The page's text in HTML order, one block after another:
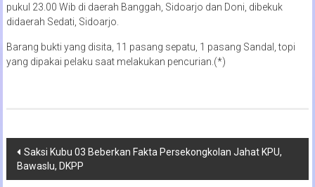
pukul 23.00 Wib di daerah Banggah, Sidoarjo dan Doni, dibekuk
didaerah Sedati, Sidoarjo.
Barang bukti yang disita, 11 pasang sepatu, 1 pasang Sandal, topi
yang dipakai pelaku saat melakukan pencurian.(*)
Navigasi
pos
Saksi Kubu 03 Beberkan Fakta Persekongkolan Jahat KPU,
Bawaslu, DKPP